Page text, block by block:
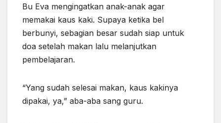
Bu Eva mengingatkan anak-anak agar
memakai kaus kaki. Supaya ketika bel
berbunyi, sebagian besar sudah siap untuk
doa setelah makan lalu melanjutkan
pembelajaran.
“Yang sudah selesai makan, kaus kakinya
dipakai, ya,” aba-aba sang guru.